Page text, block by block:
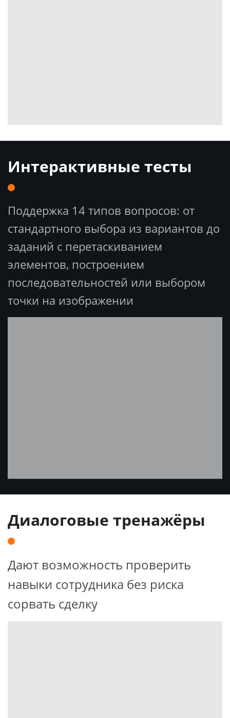
Интерактивные тесты
Поддержка 14 типов вопросов: от
стандартного выбора из вариантов до
заданий с перетаскиванием
элементов, построением
последовательностей или выбором
точки на изображении
Диалоговые тренажёры
Дают возможность проверить
навыки сотрудника без риска
сорвать сделку